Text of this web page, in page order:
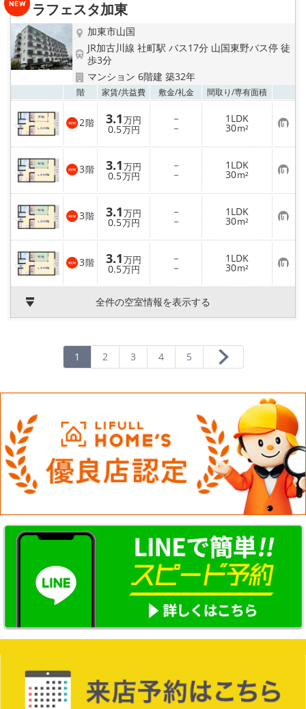
ラフェスタ加東
加東市山国
JR加古川線 社町駅 バス17分 山国東野バス停 徒
歩3分
マンション 6階建 築32年
階 家賃/共益費 敷金/礼金 間取り/専有面積
2階 3.1万円
0.5万円
－
－
1LDK
30m² お
気
に
入
り
登
録
3階 3.1万円
0.5万円
－
－
1LDK
30m² お
気
に
入
り
登
録
3階 3.1万円
0.5万円
－
－
1LDK
30m² お
気
に
入
り
登
録
3階 3.1万円
0.5万円
－
－
1LDK
30m² お
気
に
登
全件の空室情報を表示する
1 2 3 4 5